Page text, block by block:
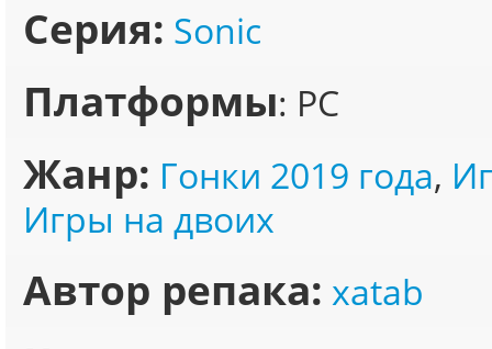
Серия: Sonic
Платформы: PC
Жанр: Гонки 2019 года,
Игры на двоих
Автор репака: xatab